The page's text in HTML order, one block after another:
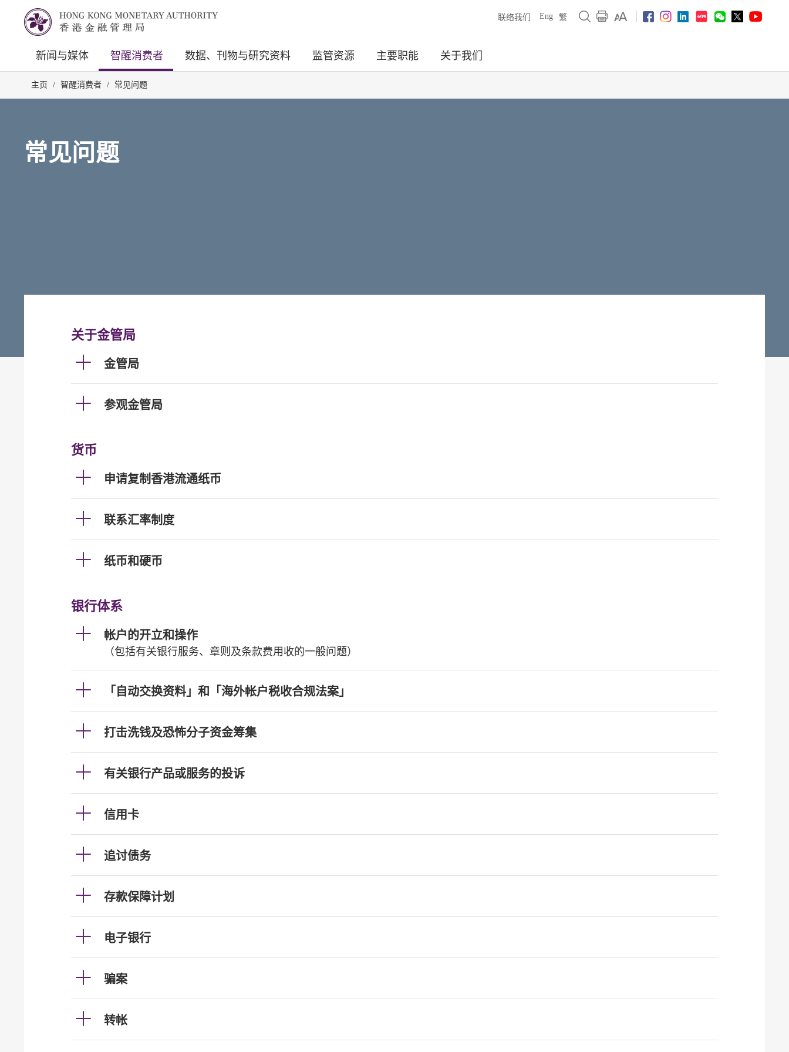
联络我们 Eng 繁
新闻与媒体 智醒消费者 数据、刊物与研究资料 监管资源 主要职能 关于我们
主页 / 智醒消费者 / 常见问题
常见问题
关于金管局
金管局
参观金管局
货币
申请复制香港流通纸币
联系汇率制度
纸币和硬币
银行体系
帐户的开立和操作
（包括有关银行服务、章则及条款费用收的一般问题）
「自动交换资料」和「海外帐户税收合规法案」
打击洗钱及恐怖分子资金筹集
有关银行产品或服务的投诉
信用卡
追讨债务
存款保障计划
电子银行
骗案
转帐